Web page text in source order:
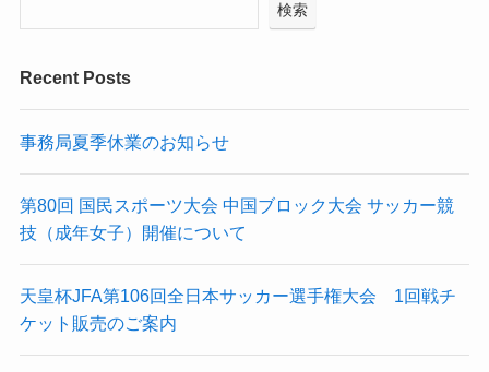
検索
Recent Posts
事務局夏季休業のお知らせ
第80回 国民スポーツ大会 中国ブロック大会 サッカー競
技（成年女子）開催について
天皇杯JFA第106回全日本サッカー選手権大会 1回戦チ
ケット販売のご案内